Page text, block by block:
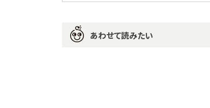
あわせて読みたい